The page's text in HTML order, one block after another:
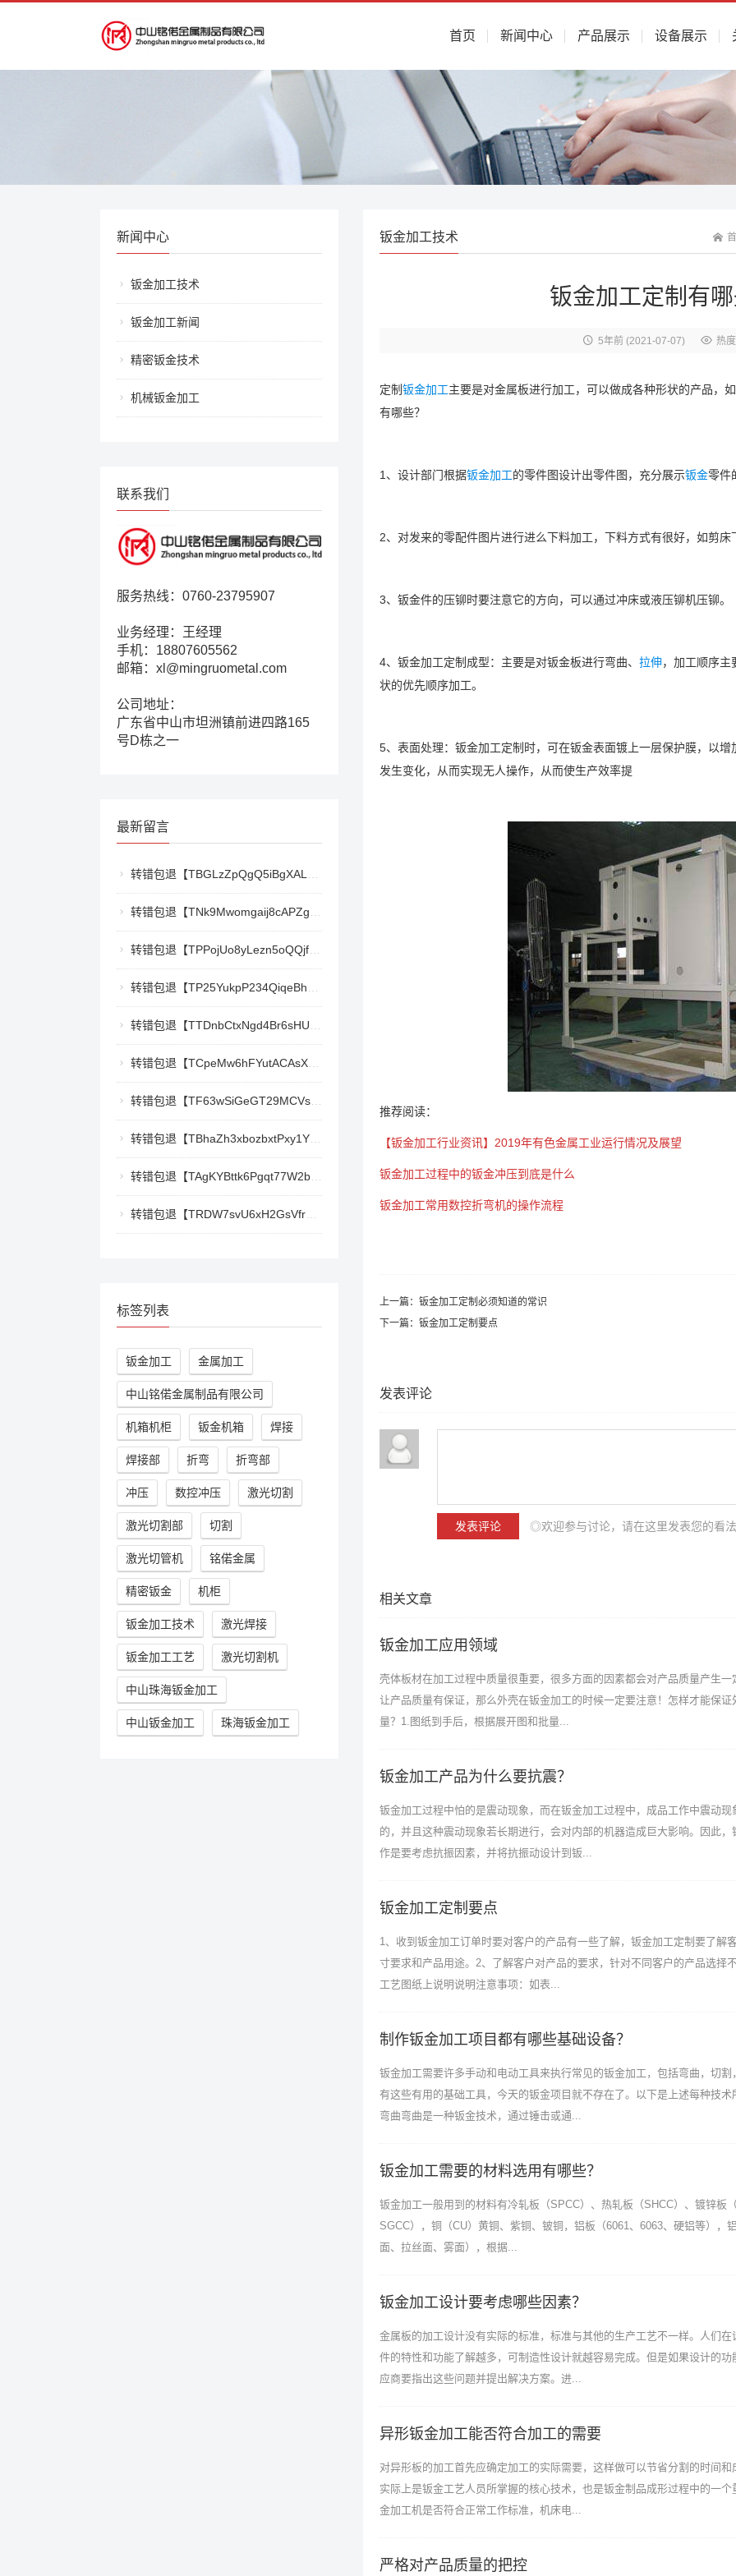
首页 新闻中心 产品展示 设备展示
新闻中心
钣金加工技术
钣金加工新闻
精密钣金技术
机械钣金加工
联系我们
服务热线：0760-23795907
业务经理：王经理
手机：18807605562
邮箱：xl@mingruometal.com
公司地址：
广东省中山市坦洲镇前进四路165
号D栋之一
最新留言
转错包退【TBGLzZpQgQ5iBgXALSFLTY1USFGgDAwdFQ】客服TeleGram:【@TrxEm】
转错包退【TNk9Mwomgaij8cAPZgnkZzR1TrYEkCt3nt】客服TeleGram:【@TrxEm】
转错包退【TPPojUo8yLezn5oQQjffqH2cKTCb9oTm8Y】客服TeleGram:【@TrxEm】
转错包退【TP25YukpP234QiqeBhgnmga3NXXmCSY22R】客服TeleGram:【@TrxEm】
转错包退【TTDnbCtxNgd4Br6sHUJ1qnw1mHQywZfbgD】客服TeleGram:【@TrxEm】
转错包退【TCpeMw6hFYutACAsXkX3UvyCUjec17MoLF】客服TeleGram:【@TrxEm】
转错包退【TF63wSiGeGT29MCVswWQ5eAr6xD9LkQBPm】客服TeleGram:【@TrxEm】
转错包退【TBhaZh3xbozbxtPxy1YF4QaK2e77777777】客服TeleGram:【@TrxEm】
转错包退【TAgKYBttk6Pgqt77W2bg3Kmyk3RyjoZEti】客服TeleGram:【@TrxEm】
转错包退【TRDW7svU6xH2GsVfr7TqAZQ412cwxbMpBK】客服TeleGram:【@TrxEm】
标签列表
钣金加工 金属加工
中山铭偌金属制品有限公司
机箱机柜 钣金机箱 焊接
焊接部 折弯 折弯部
冲压 数控冲压 激光切割
激光切割部 切割
激光切管机 铭偌金属
精密钣金 机柜
钣金加工技术 激光焊接
钣金加工工艺 激光切割机
中山珠海钣金加工
中山钣金加工 珠海钣金加工
钣金加工技术
钣金加工定制有
5年前(2021-07-07) 热
定制钣金加工主要是对金属板进行加工，可以做成各种形状的产品，
有哪些？
1、设计部门根据钣金加工的零件图设计出零件图，充分展示钣金零件
2、对发来的零配件图片进行进么下料加工，下料方式有很好，如剪床
3、钣金件的压铆时要注意它的方向，可以通过冲床或液压铆机压铆。
4、钣金加工定制成型：主要是对钣金板进行弯曲、 拉伸，加工顺序主
状的优先顺序加工。
5、表面处理：钣金加工定制时，可在钣金表面镀上一层保护膜，以增
发生变化，从而实现无人操作，从而使生产效率提
推荐阅读：
【钣金加工行业资讯】2019年有色金属工业运行情况及展望
钣金加工过程中的钣金冲压到底是什么
钣金加工常用数控折弯机的操作流程
上一篇： 钣金加工定制必须知道的常识
下一篇： 钣金加工定制要点
发表评论
◎欢迎参与讨论，请在这里发表您的看
相关文章
钣金加工应用领域
壳体板材在加工过程中质量很重要，很多方面的因素都会对产品质量产生一
让产品质量有保证，那么外壳在钣金加工的时候一定要注意！怎样才能保证
量？1.图纸到手后，根据展开图和批量...
钣金加工产品为什么要抗震？
钣金加工过程中怕的是震动现象，而在钣金加工过程中，成品工作中震动现
的，并且这种震动现象若长期进行，会对内部的机器造成巨大影响。因此，
作是要考虑抗振因素，并将抗振动设计到钣...
钣金加工定制要点
1、收到钣金加工订单时要对客户的产品有一些了解，钣金加工定制要了解
寸要求和产品用途。2、了解客户对产品的要求，针对不同客户的产品选择
工艺图纸上说明说明注意事项：如表...
制作钣金加工项目都有哪些基础设备？
钣金加工需要许多手动和电动工具来执行常见的钣金加工，包括弯曲，切割
有这些有用的基础工具，今天的钣金项目就不存在了。以下是上述每种技术
弯曲弯曲是一种钣金技术，通过锤击或通...
钣金加工需要的材料选用有哪些？
钣金加工一般用到的材料有冷轧板（SPCC）、热轧板（SHCC）、镀锌板
SGCC），铜（CU）黄铜、紫铜、铍铜，铝板（6061、6063、硬铝等），
面、拉丝面、雾面），根据...
钣金加工设计要考虑哪些因素？
金属板的加工设计没有实际的标准，标准与其他的生产工艺不一样。人们在
件的特性和功能了解越多，可制造性设计就越容易完成。但是如果设计的功
应商要指出这些问题并提出解决方案。进...
异形钣金加工能否符合加工的需要
对异形板的加工首先应确定加工的实际需要，这样做可以节省分割的时间和
实际上是钣金工艺人员所掌握的核心技术，也是钣金制品成形过程中的一个
金加工机是否符合正常工作标准，机床电...
严格对产品质量的把控